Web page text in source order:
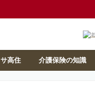
サ高住 介護保険の知識